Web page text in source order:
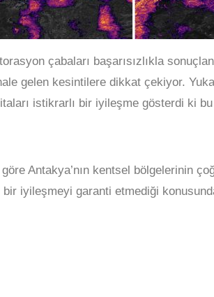
çabaları başarısızlıkla
gelen kesintilere dikkat çekiyor.
istikrarlı bir iyileşme gösterdi ki
Antakya’nın kentsel bölgelerinin
iyileşmeyi garanti etmediği